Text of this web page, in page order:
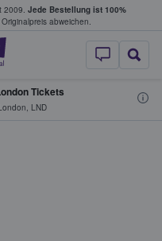
2009. Jede Bestellung ist 100%
abweichen.
StubHub - Wo
Tickets
, LND